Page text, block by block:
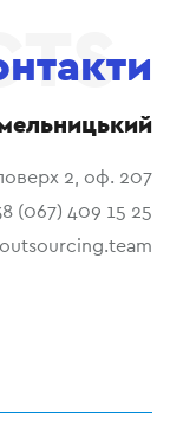
2, оф. 207
(067) 409 15 25